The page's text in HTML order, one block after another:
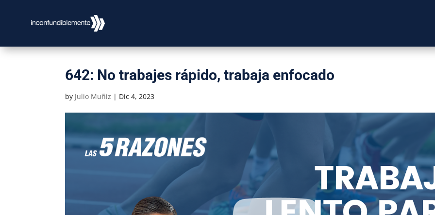
642: No trabajes rápido, trabaja enfocado
by Julio Muñiz | Dic 4, 2023